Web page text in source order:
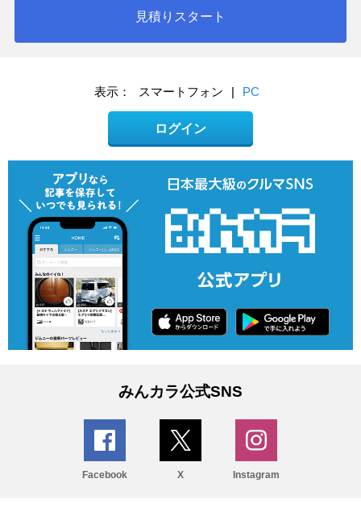
見積りスタート
表示： スマートフォン | PC
ログイン
みんカラ公式SNS
Facebook X Instagram